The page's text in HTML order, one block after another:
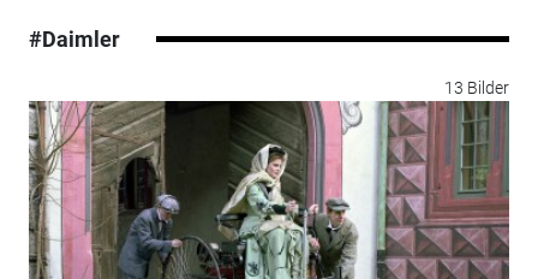
#Daimler
13 Bilder